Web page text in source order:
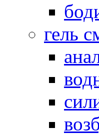
гель